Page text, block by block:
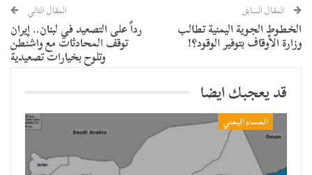
المقال السابق
الخطوط الجوية اليمنية تطالب
وزارة الأوقاف بتوفير الوقود؟!
المقال التالي
رداً على التصعيد في لبنان.. إيران
توقف المحادثات مع واشنطن
وتلوح بخيارات تصعيدية
قد يعجبك ايضا
المساء اليمني